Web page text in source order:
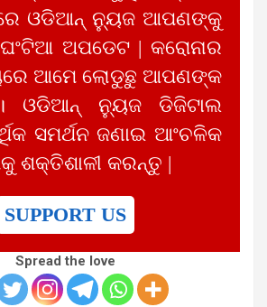
ଓଡିଆନ୍ ନ୍ୟୁଜ ଆପଣଙ୍କୁ
ଅପଡେଟ | କରୋନାର
ଆମେ ଲୋଡୁଛୁ ଆପଣଙ୍କ
ଓଡିଆନ୍ ନ୍ୟୁଜ ଡିଜିଟାଲ
ସମର୍ଥନ ଜଣାଇ ଆଂଚଳିକ
ଶକ୍ତିଶାଳୀ କରନ୍ତୁ |
SUPPORT US
Spread the love